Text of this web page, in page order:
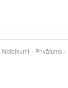
Noteikumi Privātums